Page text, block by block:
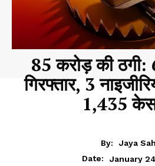
85 करोड़ की
गिरफ्तार, 3
1,435 केस
By:
Jaya
Date:
January